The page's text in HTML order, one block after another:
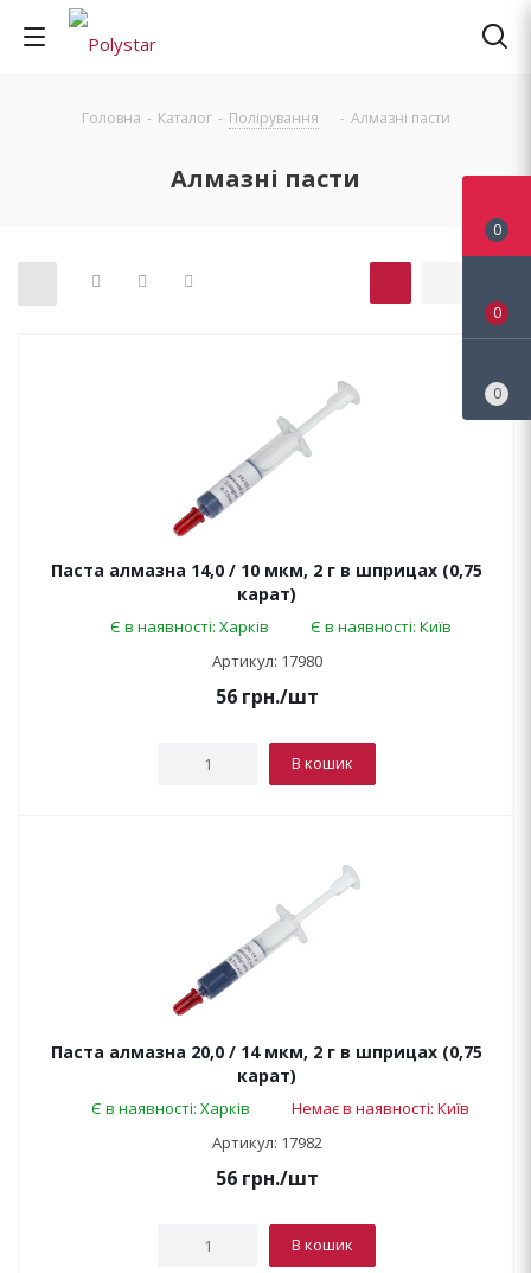
Головна - Каталог - Полірування - Алмазні пасти
Алмазні пасти
Паста алмазна 14,0 / 10 мкм, 2 г в шприцах (0,75
карат)
Є в наявності: Харків
Є в наявності: Київ
Артикул: 17980
56грн./шт
В кошик
Паста алмазна 20,0 / 14 мкм, 2 г в шприцах (0,75
карат)
Є в наявності: Харків
Немає в наявності: Київ
Артикул: 17982
56грн./шт
В кошик
0
0
0